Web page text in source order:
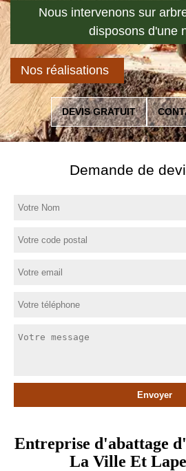
Nous intervenons sur
disposons d'une
Nos réalisations
DEVIS GRATUIT
Demande de
Entreprise d'abattage
La Ville Et